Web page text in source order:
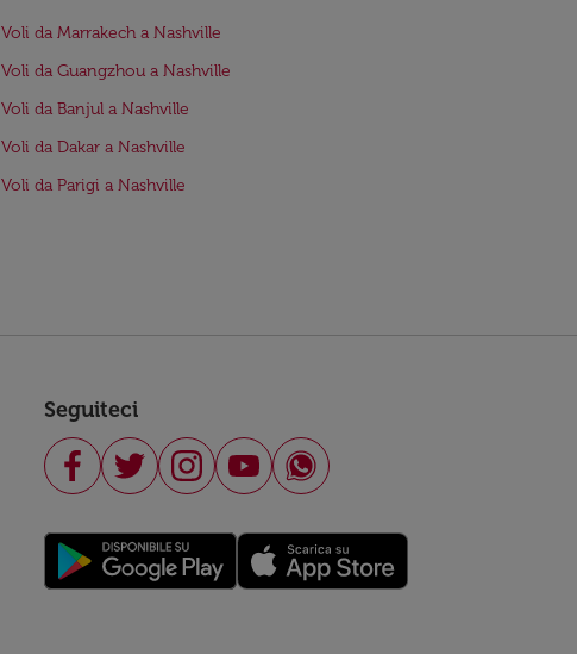
Voli da Marrakech a Nashville
Voli da Guangzhou a Nashville
Voli da Banjul a Nashville
Voli da Dakar a Nashville
Voli da Parigi a Nashville
Seguiteci